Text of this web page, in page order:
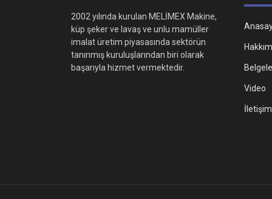
2002 yılında kurulan MELİMEX Makine,
küp şeker ve lavaş ve unlu mamüller
imalat üretim piyasasında sektörün
tanınmış kuruluşlarından biri olarak
başarıyla hizmet vermektedir.
Video
İletişim